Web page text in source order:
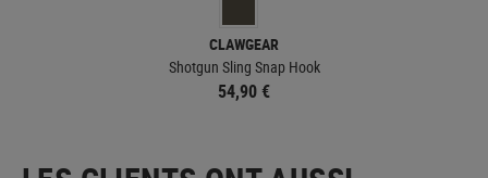
CLAWGEAR
Shotgun Sling Snap Hook
54,90 €